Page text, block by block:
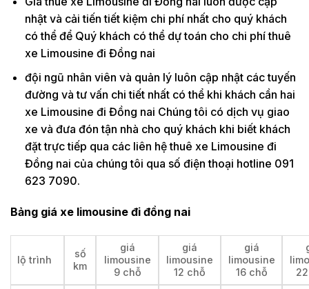
nhật và cải tiến tiết kiệm chi phí nhất cho quý khách
có thể để Quý khách có thể dự toán cho chi phí thuê
xe Limousine đi Đồng nai
đội ngũ nhân viên và quản lý luôn cập nhật các tuyến
đường và tư vấn chi tiết nhất có thể khi khách cần hai
xe Limousine đi Đồng nai Chúng tôi có dịch vụ giao
xe và đưa đón tận nhà cho quý khách khi biết khách
đặt trực tiếp qua các liên hệ thuê xe Limousine đi
Đồng nai của chúng tôi qua số điện thoại hotline 091
623 7090.
Bảng giá xe limousine đi đồng nai
lộ trình
số
km
giá
limousine
9 chỗ
giá
limousine
12 chỗ
giá
limousine
16 chỗ